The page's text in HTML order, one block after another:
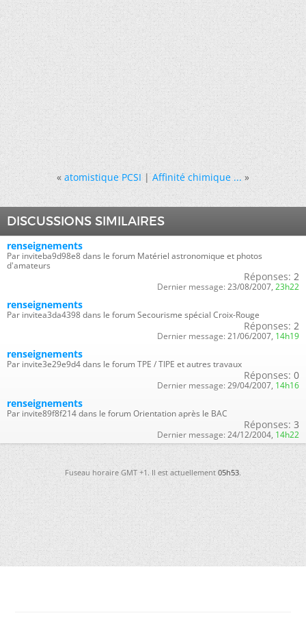
« atomistique PCSI|Affinité chimique ... »
DISCUSSIONS SIMILAIRES
renseignements
Par inviteba9d98e8 dans le forum Matériel astronomique et photos
d'amateurs
Réponses: 2
Dernier message: 23/08/2007, 23h22
renseignements
Par invitea3da4398 dans le forum Secourisme spécial Croix-Rouge
Réponses: 2
Dernier message: 21/06/2007, 14h19
renseignements
Par invite3e29e9d4 dans le forum TPE / TIPE et autres travaux
Réponses: 0
Dernier message: 29/04/2007, 14h16
renseignements
Par invite89f8f214 dans le forum Orientation après le BAC
Réponses: 3
Dernier message: 24/12/2004, 14h22
Fuseau horaire GMT +1. Il est actuellement05h53.